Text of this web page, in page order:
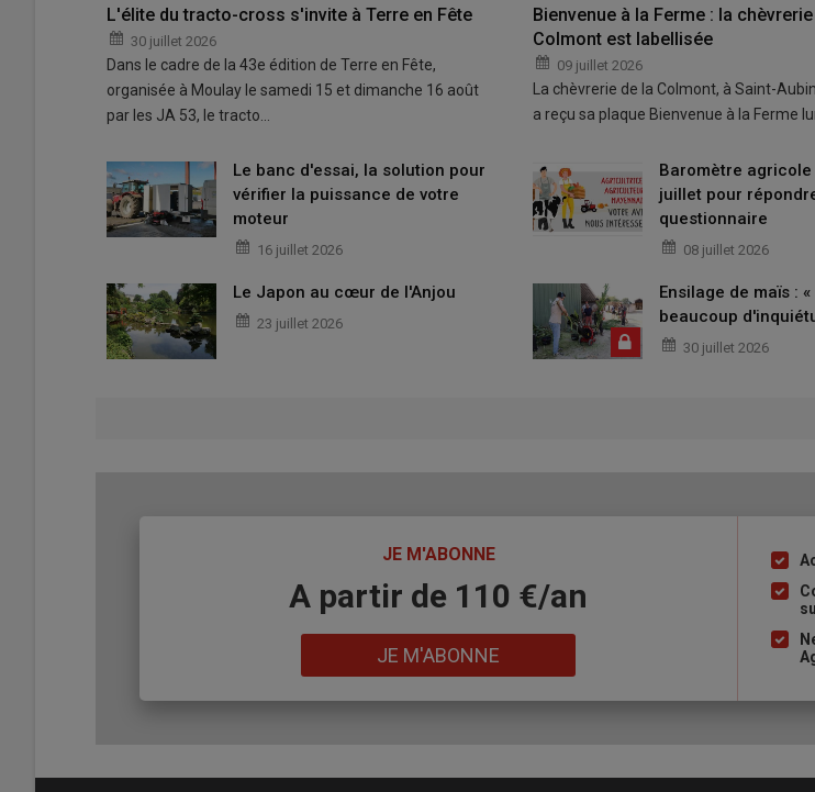
L'élite du tracto-cross s'invite à Terre en Fête
30 juillet 2026
Dans le cadre de la 43e édition de Terre en Fête,
organisée à Moulay le samedi 15 et dimanche 16 août
par les JA 53, le tracto…
Bienvenue à la Ferme : la
Colmont est labellisée
09 juillet 2026
La chèvrerie de la Colmont, à Saint-
a reçu sa plaque Bienvenue à la Ferme
Le banc d'essai, la solution pour
vérifier la puissance de votre
moteur
16 juillet 2026
Baromètre agricole
juillet pour
questionnaire
08 juillet 2026
Le Japon au cœur de l'Anjou
23 juillet 2026
Ensilage de maïs :
beaucoup
30 juillet 2026
JE M'ABONNE
A partir de 110 €/an
JE M'ABONNE
Liste
à
puce